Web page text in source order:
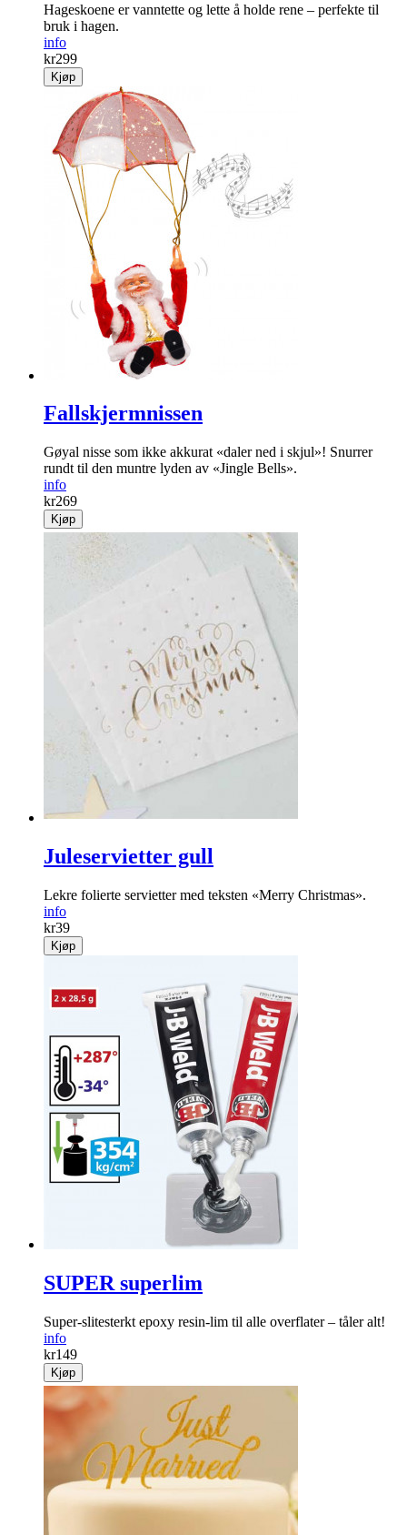
Hageskoene er vanntette og lette å holde rene – perfekte til
bruk i hagen.
info
kr299
Kjøp
Fallskjermnissen
Gøyal nisse som ikke akkurat «daler ned i skjul»! Snurrer
rundt til den muntre lyden av «Jingle Bells».
info
kr269
Kjøp
Juleservietter gull
Lekre folierte servietter med teksten «Merry Christ­mas».
info
kr39
Kjøp
SUPER superlim
Super-­slitesterkt epoxy resin-lim til alle over­flater – tåler alt!
info
kr149
Kjøp